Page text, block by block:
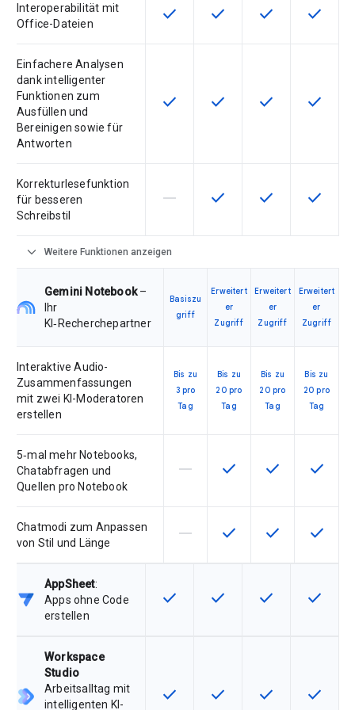
Interoperabilität mit
Office-Dateien
Diese Funktion ist für die
check Diese Funktion ist für die
check Diese Funktion
check Diese
check
Einfachere Analysen
dank intelligenter
Funktionen zum
Ausfüllen und
Bereinigen sowie für
Antworten
Diese Funktion ist für die
check Diese Funktion ist für die
check Diese Funktion
check Diese
check
Korrekturlesefunktion
für besseren
Schreibstil
Diese Funktion ist für die
horizontal_rule Diese Funktion ist für die
check Diese Funktion
check Diese
check
expand_more Weitere Funktionen anzeigen
Gemini Notebook–
Ihr
KI‑Recherchepartner
Basiszu
griff
Erweitert
er
Zugriff
Erweitert
er
Zugriff
Erweitert
er
Zugriff
Interaktive Audio-
Zusammenfassungen
mit zwei KI-Moderatoren
erstellen
Bis zu
3 pro
Tag
Bis zu
20 pro
Tag
Bis zu
20 pro
Tag
Bis zu
20 pro
Tag
5‑mal mehr Notebooks,
Chatabfragen und
Quellen pro Notebook
Diese Funktion ist für die
horizontal_rule Diese Funktion ist für
check Diese Funktion
check Diese
check
Chatmodi zum Anpassen
von Stil und Länge
Diese Funktion ist für die
horizontal_rule Diese Funktion ist für
check Diese Funktion
check Diese
check
AppSheet:
Apps ohne Code
erstellen
Diese Funktion ist für die
check Diese Funktion ist für die
check Diese Funktion
check Diese
check
Workspace
Studio
Arbeitsalltag mit
intelligenten KI-
Diese Funktion ist für die
check Diese Funktion ist für die
check Diese Funktion
check Diese
check